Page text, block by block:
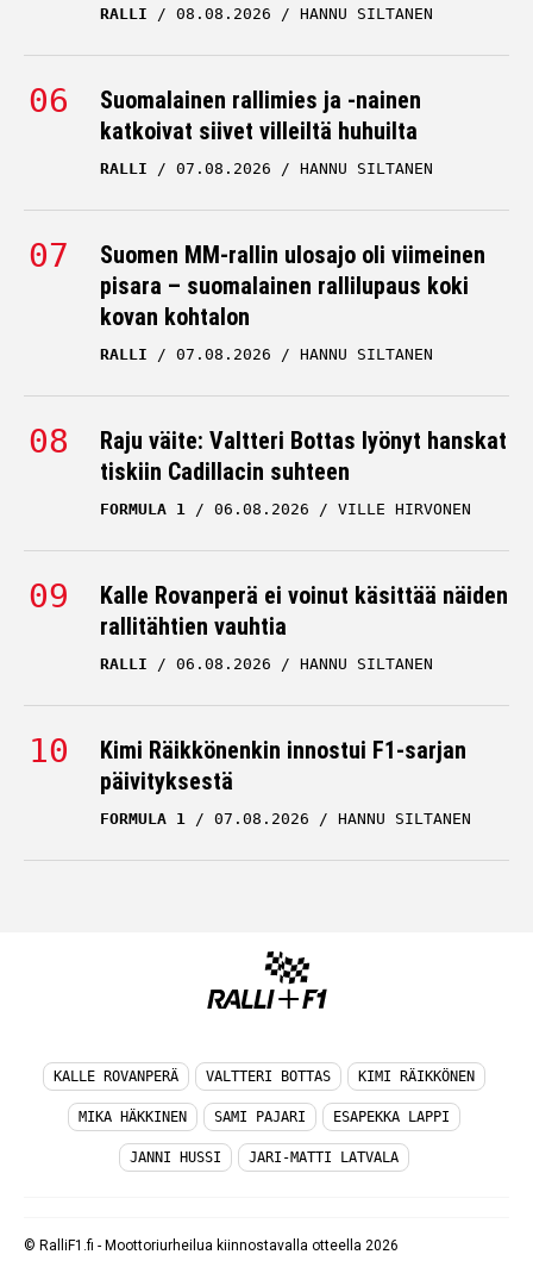
Suomalainen rallimies ja -nainen
katkoivat siivet villeiltä huhuilta
RALLI 07.08.2026 HANNU SILTANEN
Suomen MM-rallin ulosajo oli viimeinen
pisara – suomalainen rallilupaus koki
kovan kohtalon
RALLI 07.08.2026
Raju väite: Valtteri Bottas lyönyt hanskat
tiskiin Cadillacin suhteen
FORMULA 1 06.08.2026 VILLE HIRVONEN
Kalle Rovanperä ei voinut käsittää näiden
rallitähtien vauhtia
RALLI 06.08.2026
Kimi Räikkönenkin innostui F1-sarjan
päivityksestä
FORMULA 1 07.08.2026
MIKA HÄKKINEN SAMI PAJARI ESAPEKKA LAPPI
JANNI HUSSI JARI-MATTI LATVALA
TIETOA MEISTÄ/KÄYTTÖEHDOT